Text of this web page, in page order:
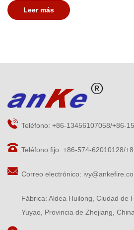
Leer más
Teléfono: +86-13456107058/+86-
Teléfono fijo: +86-574-62010128/
Correo electrónico:
Fábrica: Aldea Huilong, Ciudad de
Yuyao, Provincia de Zhejiang, China